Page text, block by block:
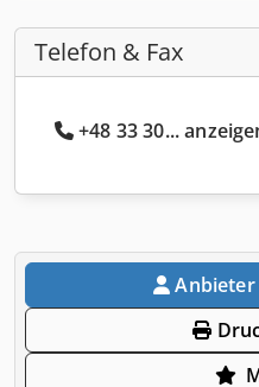
Telefon & Fax
+48 33 30...